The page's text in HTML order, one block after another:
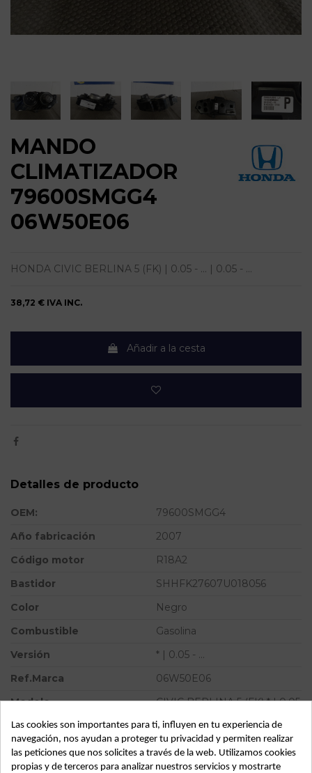
MANDO
CLIMATIZADOR
79600SMGG4
06W50E06
HONDA CIVIC BERLINA 5 (FK) | 0.05 - ... | 0.05 - ...
38,72 € IVA INC.
Añadir a la cesta
Detalles de producto
OEM:
79600SMGG4
Año fabricación
2007
Código motor
R18A2
Bastidor
SHHFK27607U018056
Color
Negro
Combustible
Gasolina
Versión
* | 0.05 - ...
Ref.Marca
06W50E06
Modelo
CIVIC BERLINA 5 (FK) * | 0.05
Tipo vehículo
Turismo
Almacén
49349
Las cookies son importantes para ti, influyen en tu experiencia de
navegación, nos ayudan a proteger tu privacidad y permiten realizar
las peticiones que nos solicites a través de la web. Utilizamos cookies
propias y de terceros para analizar nuestros servicios y mostrarte